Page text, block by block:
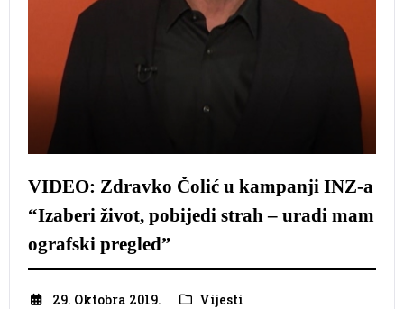
VIDEO: Zdravko Čolić u kampanji INZ-a
“Izaberi život, pobijedi strah – uradi mam
ografski pregled”
29. Oktobra 2019. Vijesti